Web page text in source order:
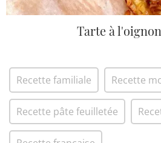
Tarte à
Recette familiale Recette
Recette pâte feuilletée